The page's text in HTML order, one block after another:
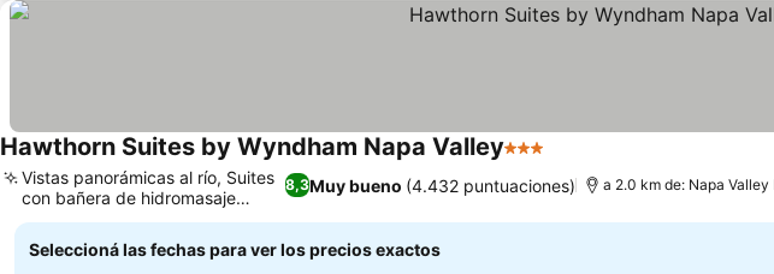
Hawthorn Suites by Wyndham Napa Valley3 Estrellas
8,3Muy bueno (4.432 puntuaciones)
Vistas panorámicas al río, Suites
con bañera de hidromasaje
privada
a 2.0 km de: Napa Valley
Seleccioná las fechas para ver los precios exactos